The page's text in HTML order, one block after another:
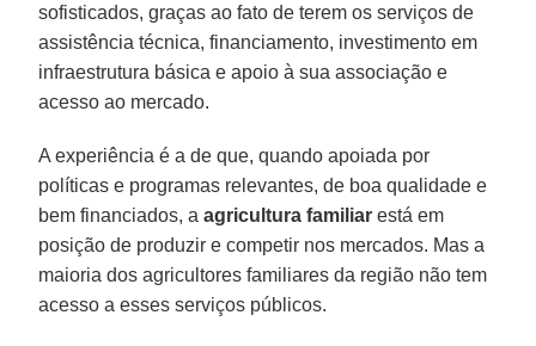
sofisticados, graças ao fato de terem os serviços de
assistência técnica, financiamento, investimento em
infraestrutura básica e apoio à sua associação e
acesso ao mercado.
A experiência é a de que, quando apoiada por
políticas e programas relevantes, de boa qualidade e
bem financiados, aagricultura familiar está em
posição de produzir e competir nos mercados. Mas a
maioria dos agricultores familiares da região não tem
acesso a esses serviços públicos.